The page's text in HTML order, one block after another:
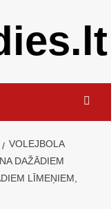
VOLEJBOLA
DAŽĀDIEM
LĪMEŅIEM,